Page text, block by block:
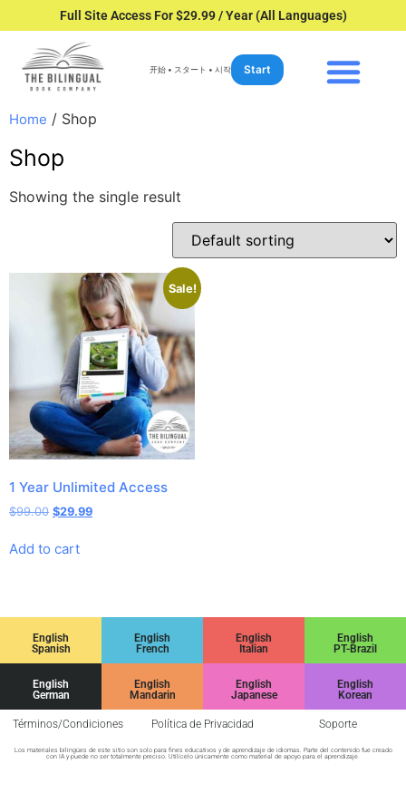
Full Site Access For $29.99 / Year (All Languages)
开始 • スタート • 시작 Start
Home / Shop
Shop
Showing the single result
Sale!
1 Year Unlimited Access
$99.00 $29.99
Add to cart
English
Spanish
English
French
English
Italian
English
PT-Brazil
English
German
English
Mandarin
English
Japanese
English
Korean
Términos/Condiciones Política de Privacidad Soporte
Los materiales bilingües de este sitio son solo para fines educativos y de aprendizaje de idiomas. Parte del contenido fue creado
con IA y puede no ser totalmente preciso. Utilícelo únicamente como material de apoyo para el aprendizaje.